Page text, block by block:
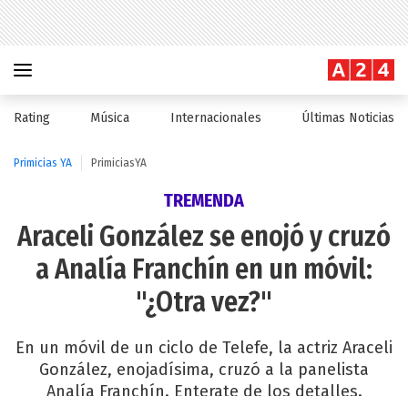
Rating Música Internacionales Últimas Noticias
Primicias YA PrimiciasYA
TREMENDA
Araceli González se enojó y cruzó
a Analía Franchín en un móvil:
"¿Otra vez?"
En un móvil de un ciclo de Telefe, la actriz Araceli
González, enojadísima, cruzó a la panelista
Analía Franchín. Enterate de los detalles.